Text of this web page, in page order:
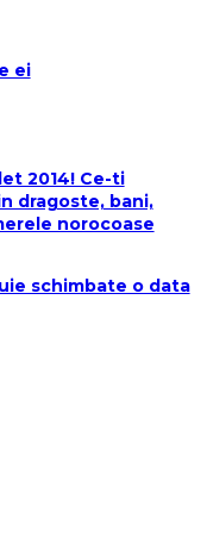
ei
2014! Ce-ti
dragoste, bani,
norocoase
schimbate o data